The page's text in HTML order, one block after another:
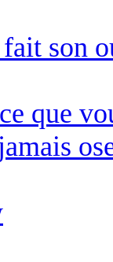
son
que